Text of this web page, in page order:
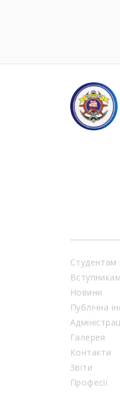
Студентам
Вступникам
Новини
Публічна
Галерея
Контакти
Звіти
Професії